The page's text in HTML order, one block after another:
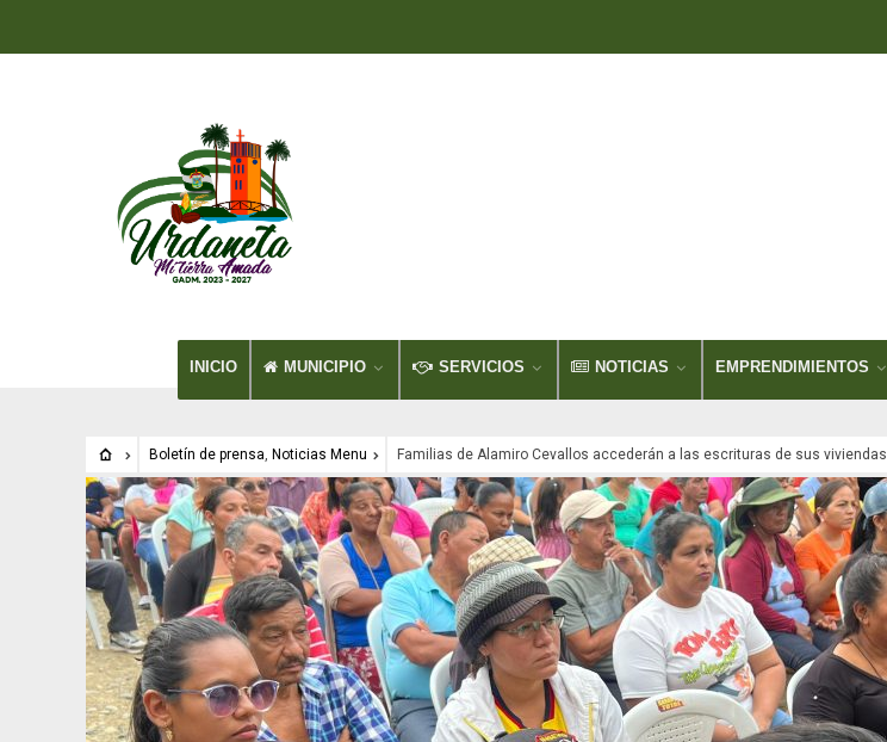
INICIO MUNICIPIO SERVICIOS NOTICIAS EMPRENDIMIENTOS
Boletín de prensa, Noticias Menu Familias de Alamiro Cevallos accederán a las escrituras de sus viviendas